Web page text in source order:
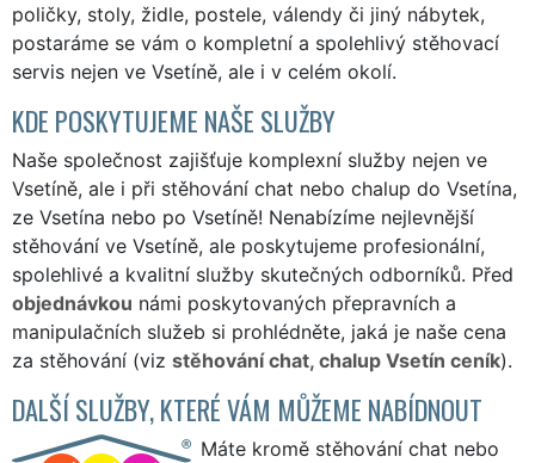
poličky, stoly, židle, postele, válendy či jiný nábytek,
postaráme se vám o kompletní a spolehlivý stěhovací
servis nejen ve Vsetíně, ale i v celém okolí.
KDE POSKYTUJEME NAŠE SLUŽBY
Naše společnost zajišťuje komplexní služby nejen ve
Vsetíně, ale i při stěhování chat nebo chalup do Vsetína,
ze Vsetína nebo po Vsetíně! Nenabízíme nejlevnější
stěhování ve Vsetíně, ale poskytujeme profesionální,
spolehlivé a kvalitní služby skutečných odborníků. Před
objednávkou námi poskytovaných přepravních a
manipulačních služeb si prohlédněte, jaká je naše cena
za stěhování (viz stěhování chat, chalup Vsetín ceník).
DALŠÍ SLUŽBY, KTERÉ VÁM MŮŽEME NABÍDNOUT
Máte kromě stěhování chat nebo